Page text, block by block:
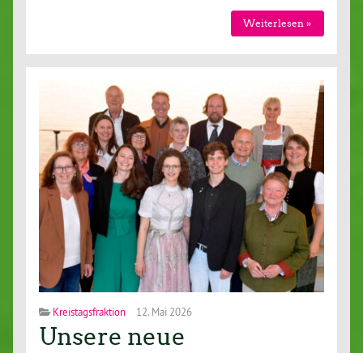
Wei­ter­le­sen »
Kreistagsfraktion 12. Mai 2026
Unsere neue